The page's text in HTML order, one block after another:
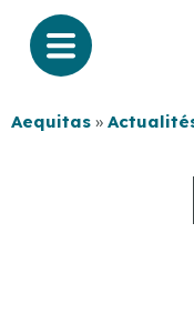
Aequitas »